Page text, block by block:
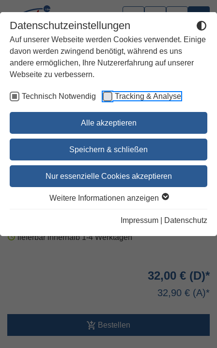
Datenschutzeinstellungen
Auf unserer Webseite werden Cookies verwendet. Einige
davon werden zwingend benötigt, während es uns
andere ermöglichen, Ihre Nutzererfahrung auf unserer
Webseite zu verbessern.
Technisch Notwendig Tracking & Analyse
Alle akzeptieren
Speichern & schließen
Nur essenzielle Cookies akzeptieren
Weitere Informationen anzeigen
Impressum Datenschutz
Gotteslob Eichstätt, Halbleder
lieferbar innerhalb 1-4 Werktagen
32,00 €
32,90 €
Bestellen